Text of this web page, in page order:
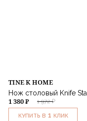
TINE K HOME
Нож столовый Knife
1 972 ₽
1 380 ₽
КУПИТЬ В 1 КЛИК